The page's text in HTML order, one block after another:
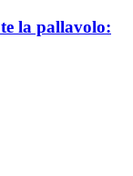
la pallavolo: